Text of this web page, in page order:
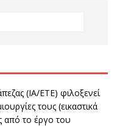
(ΙΑ/ΕΤΕ) φιλοξενεί
τους (εικαστικά
από το έργο του